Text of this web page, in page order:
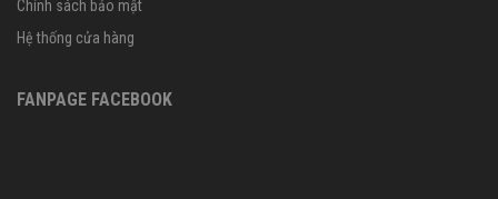
Chính sách bảo mật
Hệ thống cửa hàng
FANPAGE FACEBOOK